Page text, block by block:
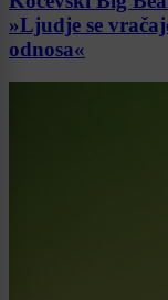
»Ljudje se
odnosa«